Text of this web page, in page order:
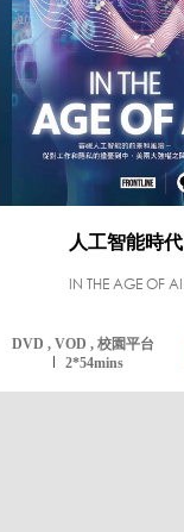
人工智能時代
IN THE AGE OF AI
DVD , VOD , 校園平台
2*54mins